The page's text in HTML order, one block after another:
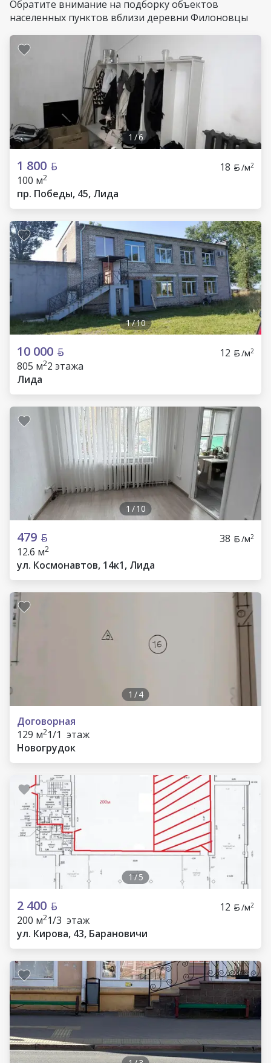
Обратите внимание на подборку объектов
населенных пунктов вблизи деревни Филоновцы
1 /6
1 800 18 /м2
100 м2
пр. Победы, 45, Лида
1/10
10 000 12 /м2
805 м22 этажа
Лида
1 /10
479 38 /м2
12.6 м2
ул. Космонавтов, 14к1, Лида
1 /4
Договорная
129 м21/1 этаж
Новогрудок
1 /5
2 400 12 /м2
200 м21/3 этаж
ул. Кирова, 43, Барановичи